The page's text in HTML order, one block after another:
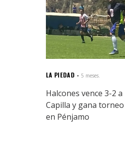
LA PIEDAD 5 meses.
Halcones vence 3-2
Capilla y gana
en Pénjamo